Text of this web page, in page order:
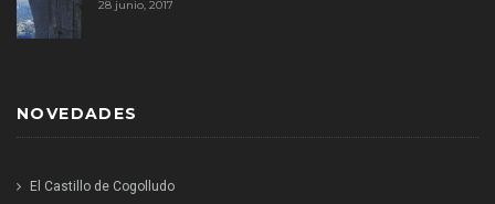
28 junio, 2017
NOVEDADES
El Castillo de Cogolludo